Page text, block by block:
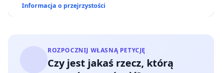
Informacja o przejrzystości
ROZPOCZNIJ WŁASNĄ PETYCJĘ
Czy jest jakaś rzecz, którą